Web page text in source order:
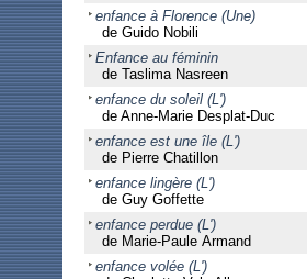
enfance à Florence (Une)
de Guido Nobili
Enfance au féminin
de Taslima Nasreen
enfance du soleil (L')
de Anne-Marie Desplat-Duc
enfance est une île (L')
de Pierre Chatillon
enfance lingère (L')
de Guy Goffette
enfance perdue (L')
de Marie-Paule Armand
enfance volée (L')